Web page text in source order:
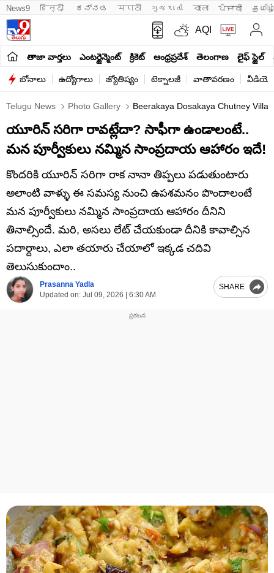
News9 हिन्दी ಕನ್ನಡ मराठी ગુજરાતી বাংলা ਪੰਜਾਬੀ
AQI
తాజా వార్తలు ఎంటర్టైన్మెంట్ క్రికెట్ ఆంధ్రప్రదేశ్ తెలంగాణ లైఫ్ స్టైల్
బోనాలు ఉద్యోగాలు జ్యోతిష్యం టెక్నాలజీ వాతావరణం
Telugu News Photo Gallery Beerakaya Dosakaya Chutney
యూరిన్ సరిగా రావట్లేదా? సాఫీగా ఉండాలంటే..
మన పూర్వీకులు నమ్మిన సాంప్రదాయ ఆహారం ఇదే!
కొందరికి యూరిన్ సరిగా రాక నానా తిప్పలు పడుతుంటారు
అలాంటి వాళ్ళు ఈ సమస్య నుంచి ఉపశమనం పొందాలంటే
మన పూర్వీకులు నమ్మిన సాంప్రదాయ ఆహారం దీనిని
తినాల్సిందే. మరి, అసలు లేట్ చేయకుండా దీనికి కావాల్సిన
పదార్దాలు, ఎలా తయారు చేయాలో ఇక్కడ చదివి
తెలుసుకుందాం..
Prasanna Yadla
Updated on: Jul 09, 2026 | 6:30 AM
SHARE